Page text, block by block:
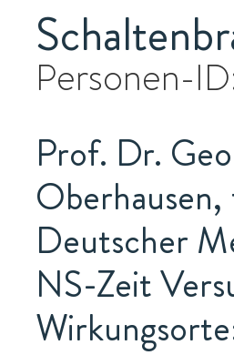
Personen-
Prof. Dr.
Deutscher
NS-Zeit